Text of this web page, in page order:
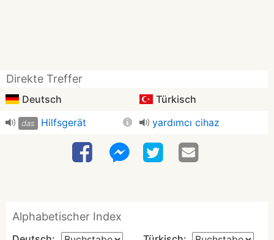
Direkte Treffer
Deutsch Türkisch
das Hilfsgerät yardımcı cihaz
Alphabetischer Index